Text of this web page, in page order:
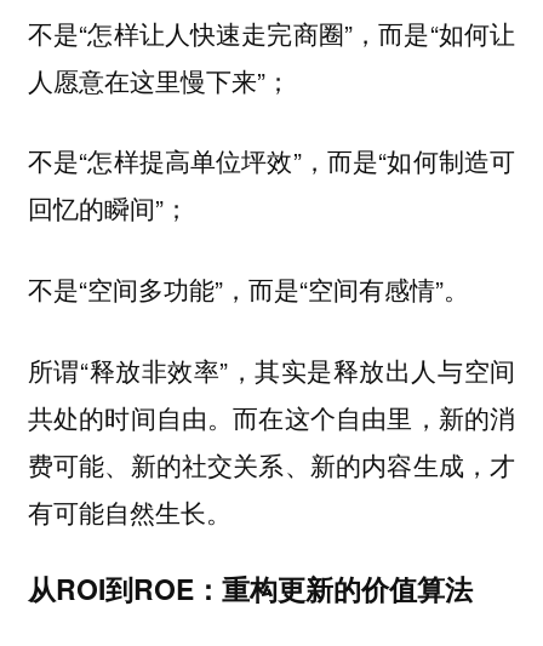
不是“怎样让人快速走完商圈”，而是“如何让
人愿意在这里慢下来”；
不是“怎样提高单位坪效”，而是“如何制造可
回忆的瞬间”；
不是“空间多功能”，而是“空间有感情”。
所谓“释放非效率”，其实是释放出人与空间
共处的时间自由。而在这个自由里，新的消
费可能、新的社交关系、新的内容生成，才
有可能自然生长。
从ROI到ROE：重构更新的价值算法